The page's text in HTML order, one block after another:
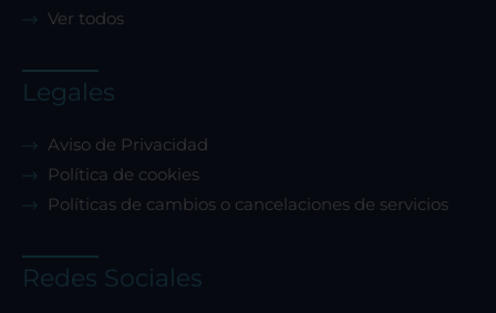
Ver todos
Legales
Aviso de Privacidad
Política de cookies
Políticas de cambios o cancelaciones de servicios
Redes Sociales